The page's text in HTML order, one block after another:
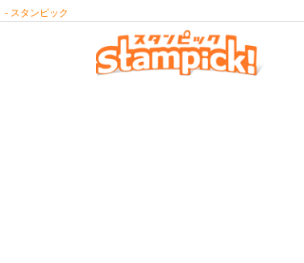
- スタンピック